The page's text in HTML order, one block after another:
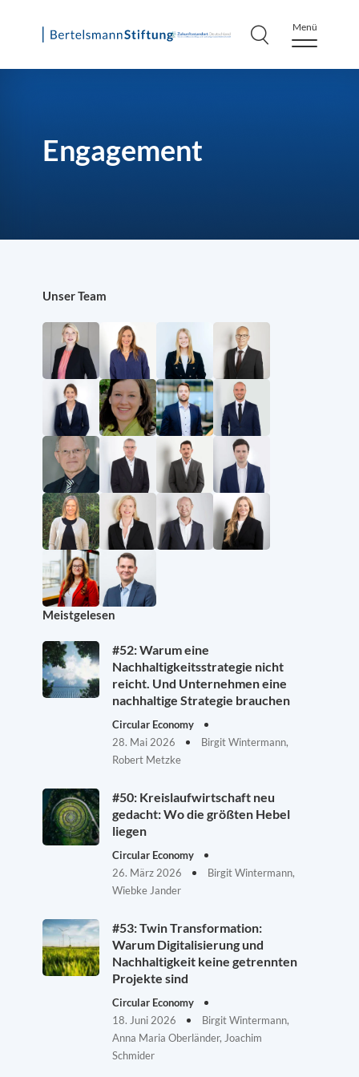
Skip
Menü
Engagement
Unser Team
Meistgelesen
#52: Warum eine
Nachhaltigkeitsstrategie nicht
reicht. Und Unternehmen eine
nachhaltige Strategie brauchen
Circular Economy
28. Mai 2026
Birgit Wintermann,
Robert Metzke
#50: Kreislaufwirtschaft neu
gedacht: Wo die größten Hebel
liegen
Circular Economy
26. März 2026
Birgit Wintermann,
Wiebke Jander
#53: Twin Transformation:
Warum Digitalisierung und
Nachhaltigkeit keine getrennten
Projekte sind
Circular Economy
18. Juni 2026
Birgit Wintermann,
Anna Maria Oberländer, Joachim
Schmider